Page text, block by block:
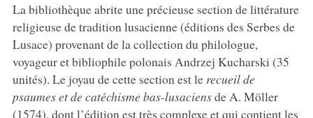
La bibliothèque abrite une précieuse section de littérature
religieuse de tradition lusacienne (éditions des Serbes de
Lusace) provenant de la collection du philologue,
voyageur et bibliophile polonais Andrzej Kucharski (35
unités). Le joyau de cette section est le recueil de
psaumes et de catéchisme bas-lusaciensde A. Möller
(1574), dont l’édition est très complexe et qui contient les